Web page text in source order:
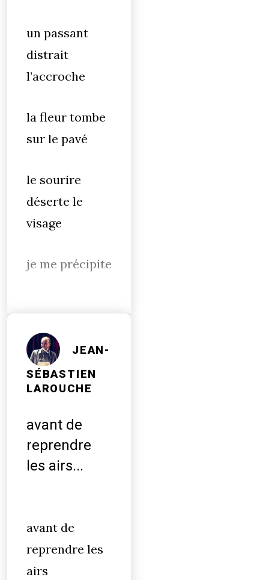
un passant
distrait
l’accroche
la fleur tombe
sur le pavé
le sourire
déserte le
visage
je me précipite
JEAN-
SÉBASTIEN
LAROUCHE
avant de
reprendre
les airs...
avant de
reprendre les
airs